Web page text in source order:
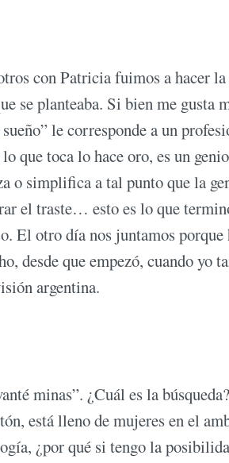
con Patricia fuimos a hacer
se planteaba. Si bien me gusta
le corresponde a un
toca lo hace oro, es un
o simplifica a tal punto que la
el traste… esto es lo que
El otro día nos juntamos porque
desde que empezó, cuando yo
argentina.
minas”. ¿Cuál es la
está lleno de mujeres en el
¿por qué si tengo la